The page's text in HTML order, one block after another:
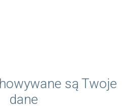
są Twoje
dane